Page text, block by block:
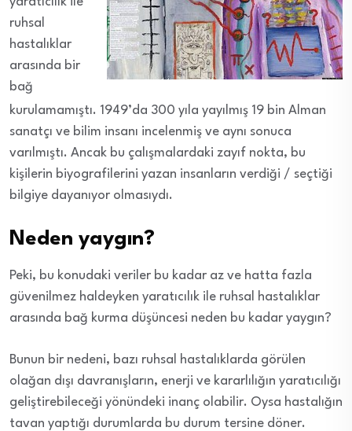
ruhsal
hastalıklar
arasında bir
bağ
kurulamamıştı. 1949’da 300 yıla yayılmış 19 bin Alman
sanatçı ve bilim insanı incelenmiş ve aynı sonuca
varılmıştı. Ancak bu çalışmalardaki zayıf nokta, bu
kişilerin biyografilerini yazan insanların verdiği / seçtiği
bilgiye dayanıyor olmasıydı.
Neden yaygın?
Peki, bu konudaki veriler bu kadar az ve hatta fazla
güvenilmez haldeyken yaratıcılık ile ruhsal hastalıklar
arasında bağ kurma düşüncesi neden bu kadar yaygın?
Bunun bir nedeni, bazı ruhsal hastalıklarda görülen
olağan dışı davranışların, enerji ve kararlılığın yaratıcılığı
geliştirebileceği yönündeki inanç olabilir. Oysa hastalığın
tavan yaptığı durumlarda bu durum tersine döner.